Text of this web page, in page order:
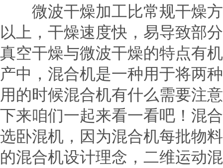
微波干燥加工比常规干燥方
以上，干燥速度快，易导致部
真空干燥与微波干燥的特点有
产中，混合机是一种用于将两
用的时候混合机有什么需要注
下来咱们一起来看一看吧！混
选卧混机，因为混合机每批
的混合机设计理念，二维运动